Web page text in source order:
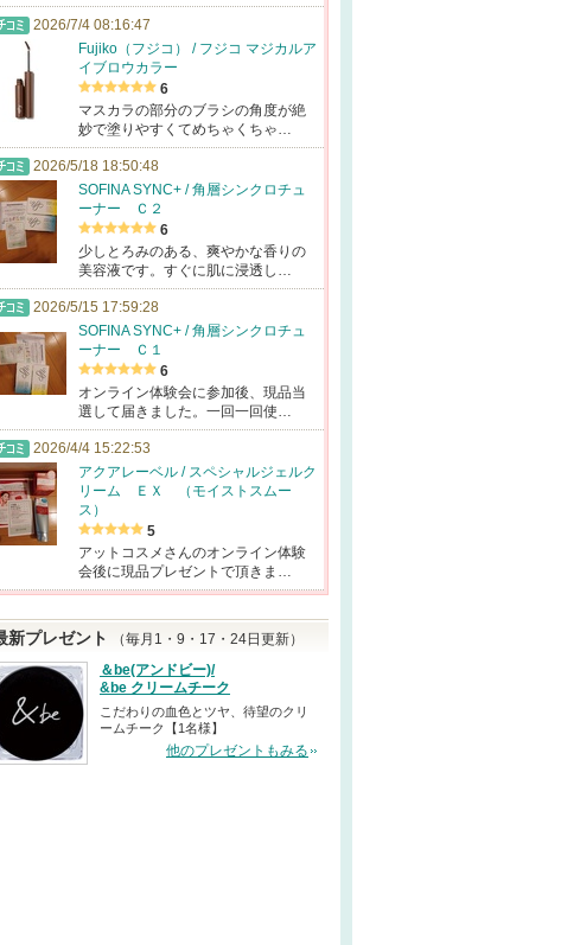
2026/7/4 08:16:47
Fujiko（フジコ） / フジコ マジカルア
イブロウカラー
6
マスカラの部分のブラシの角度が絶
妙で塗りやすくてめちゃくちゃ…
2026/5/18 18:50:48
SOFINA SYNC+ / 角層シンクロチュ
ーナー Ｃ２
6
少しとろみのある、爽やかな香りの
美容液です。すぐに肌に浸透し…
2026/5/15 17:59:28
SOFINA SYNC+ / 角層シンクロチュ
ーナー Ｃ１
6
オンライン体験会に参加後、現品当
選して届きました。一回一回使…
2026/4/4 15:22:53
アクアレーベル / スペシャルジェルク
リーム ＥＸ （モイストスムー
ス）
5
アットコスメさんのオンライン体験
会後に現品プレゼントで頂きま…
新プレゼント
（毎月1・9・17・24日更新）
＆be(アンドビー)/
&be クリームチーク
こだわりの血色とツヤ、待望のクリ
ームチーク【1名様】
他のプレゼントもみる